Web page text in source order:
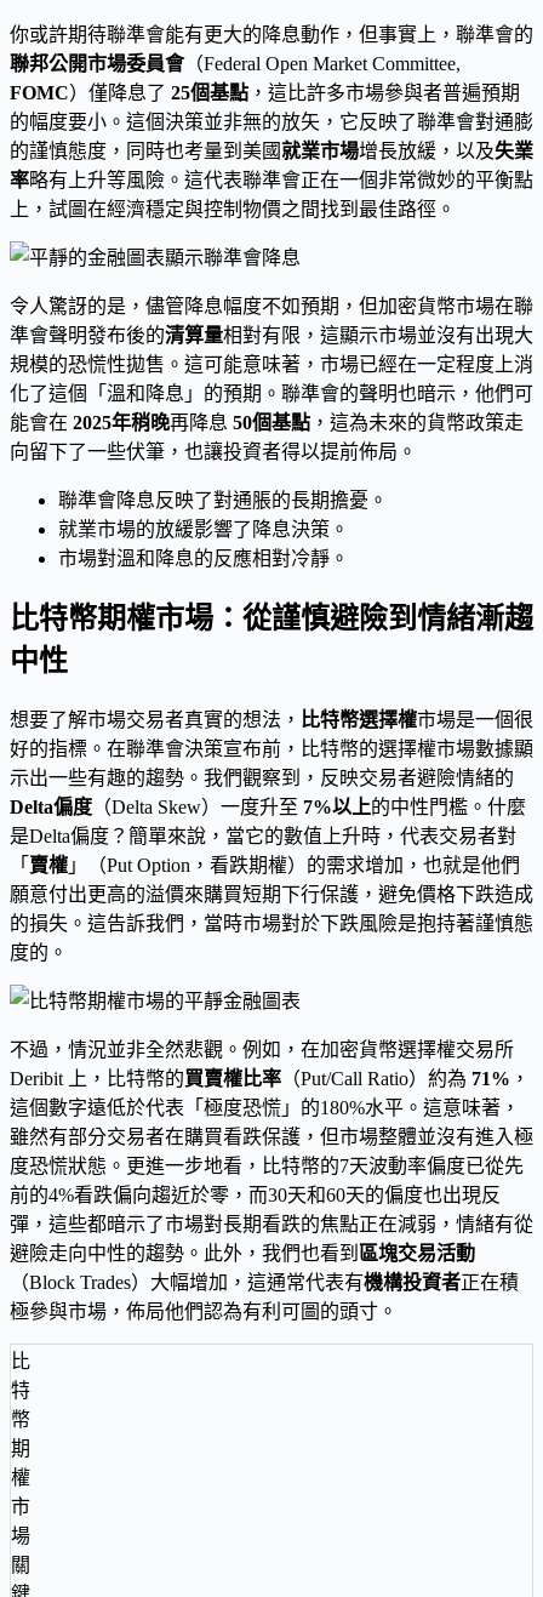
你或許期待聯準會能有更大的降息動作，但事實上，聯準會的
聯邦公開市場委員會（Federal Open Market Committee,
FOMC）僅降息了 25個基點 ，這比許多市場參與者普遍預期
的幅度要小。這個決策並非無的放矢，它反映了聯準會對通膨
的謹慎態度，同時也考量到美國就業市場增長放緩，以及失業
率略有上升等風險。這代表聯準會正在一個非常微妙的平衡點
上，試圖在經濟穩定與控制物價之間找到最佳路徑。
令人驚訝的是，儘管降息幅度不如預期，但加密貨幣市場在聯
準會聲明發布後的清算量相對有限，這顯示市場並沒有出現大
規模的恐慌性拋售。這可能意味著，市場已經在一定程度上消
化了這個「溫和降息」的預期。聯準會的聲明也暗示，他們可
能會在 2025年稍晚再降息 50個基點 ，這為未來的貨幣政策走
向留下了一些伏筆，也讓投資者得以提前佈局。
聯準會降息反映了對通脹的長期擔憂。
就業市場的放緩影響了降息決策。
市場對溫和降息的反應相對冷靜。
比特幣期權市場：從謹慎避險到情緒漸趨
中性
想要了解市場交易者真實的想法， 比特幣選擇權市場是一個很
好的指標。在聯準會決策宣布前，比特幣的選擇權市場數據顯
示出一些有趣的趨勢。我們觀察到，反映交易者避險情緒的
Delta偏度 （Delta Skew）一度升至 7%以上的中性門檻。什麼
是Delta偏度？簡單來說，當它的數值上升時，代表交易者對
「 賣權 」（Put Option，看跌期權）的需求增加，也就是他們
願意付出更高的溢價來購買短期下行保護，避免價格下跌造成
的損失。這告訴我們，當時市場對於下跌風險是抱持著謹慎態
度的。
不過，情況並非全然悲觀。例如，在加密貨幣選擇權交易所
Deribit 上，比特幣的買賣權比率 （Put/Call Ratio）約為 71% ，
這個數字遠低於代表「極度恐慌」的180%水平。這意味著，
雖然有部分交易者在購買看跌保護，但市場整體並沒有進入極
度恐慌狀態。更進一步地看，比特幣的7天波動率偏度已從先
前的4%看跌偏向趨近於零，而30天和60天的偏度也出現反
彈，這些都暗示了市場對長期看跌的焦點正在減弱，情緒有從
避險走向中性的趨勢。此外，我們也看到 區塊交易活動
（Block Trades）大幅增加，這通常代表有機構投資者正在積
極參與市場，佈局他們認為有利可圖的頭寸。
比
特
幣
期
權
市
場
關